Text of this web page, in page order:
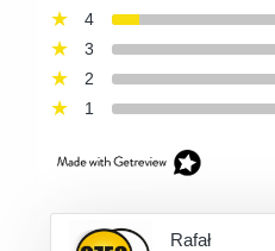
4
3
2
1
Rafał